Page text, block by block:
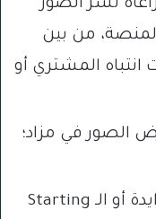
نشر الصور
من بين
انتباه المشتري أو
الصور في مزاد؛
ضرورة تعيين سعر بدء المزايدة أو الـ Starting